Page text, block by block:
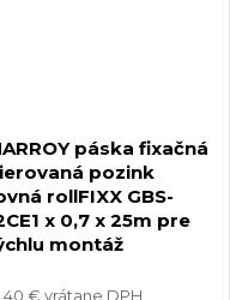
páska fixačná
pozink
rollFIXX GBS-
x 0,7 x 25m pre
montáž
€ vrátane DPH